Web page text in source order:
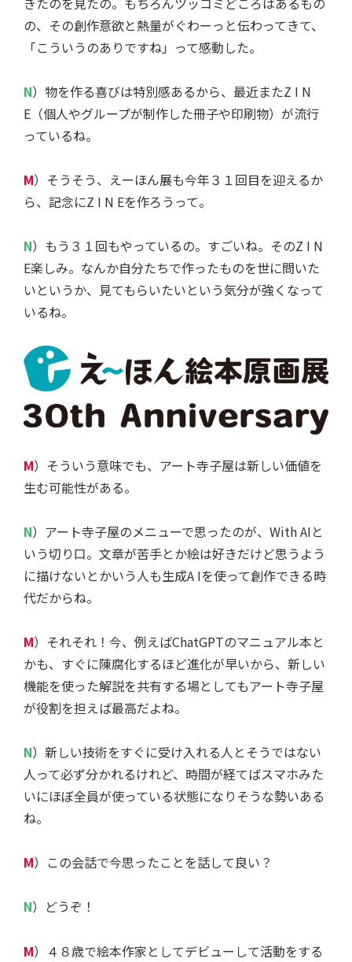
の、その創作意欲と熱量がぐわーっと伝わってきて、
「こういうのありですね」って感動した。
N）物を作る喜びは特別感あるから、最近またZ I N
E（個人やグループが制作した冊子や印刷物）が流行
っているね。
M）そうそう、えーほん展も今年３１回目を迎えるか
ら、記念にZ I N Eを作ろうって。
N）もう３１回もやっているの。すごいね。そのZ I N
E楽しみ。なんか自分たちで作ったものを世に問いた
いというか、見てもらいたいという気分が強くなって
いるね。
M）そういう意味でも、アート寺子屋は新しい価値を
生む可能性がある。
N）アート寺子屋のメニューで思ったのが、With AIと
いう切り口。文章が苦手とか絵は好きだけど思うよう
に描けないとかいう人も生成A Iを使って創作できる時
代だからね。
M）それそれ！今、例えばChatGPTのマニュアル本と
かも、すぐに陳腐化するほど進化が早いから、新しい
機能を使った解説を共有する場としてもアート寺子屋
が役割を担えば最高だよね。
N）新しい技術をすぐに受け入れる人とそうではない
人って必ず分かれるけれど、時間が経てばスマホみた
いにほぼ全員が使っている状態になりそうな勢いある
ね。
M）この会話で今思ったことを話して良い？
N）どうぞ！
M）４８歳で絵本作家としてデビューして活動をする